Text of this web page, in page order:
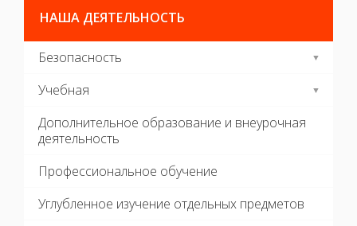
НАША ДЕЯТЕЛЬНОСТЬ
Безопасность
Учебная
Дополнительное образование и внеурочная
деятельность
Профессиональное обучение
Углубленное изучение отдельных предметов